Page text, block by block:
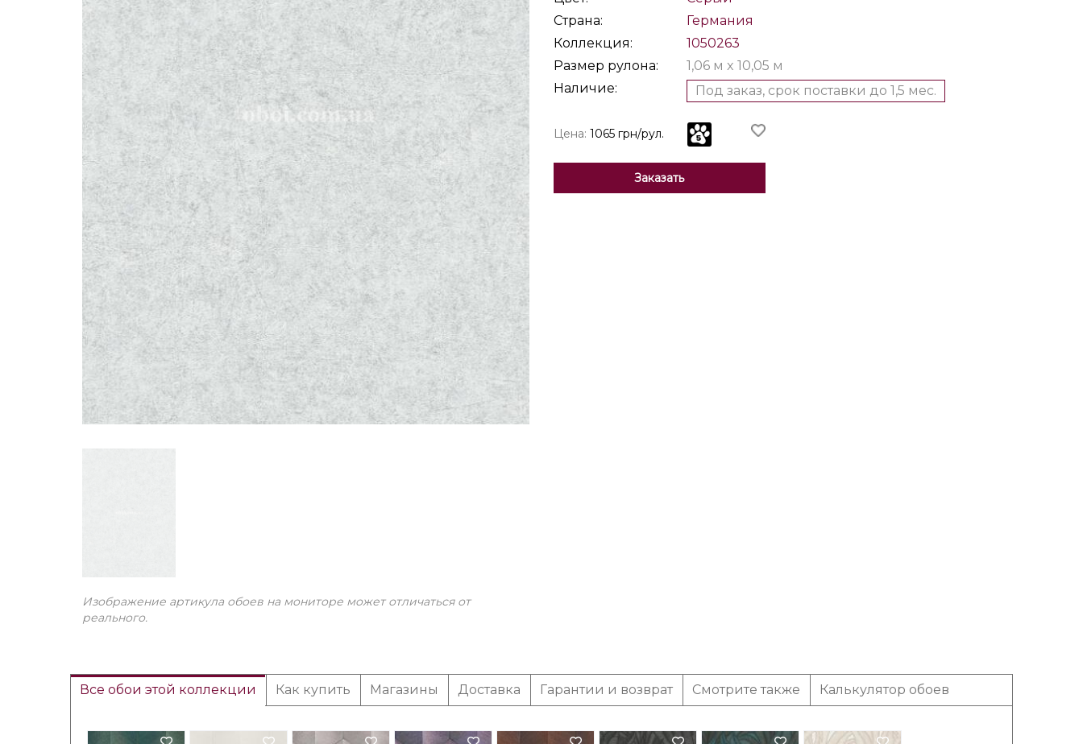
Изображение артикула обоев на мониторе может отличаться от
реального.
Страна:
Германия
Коллекция:
1050263
Размер рулона:
1,06 м x 10,05 м
Наличие:
Под заказ, срок поставки до 1,5 мес.
Цена: 1065 грн/рул.
Заказать
Все обои этой коллекции Как купить Магазины Доставка Гарантии и возврат Смотрите также Калькулятор обоев